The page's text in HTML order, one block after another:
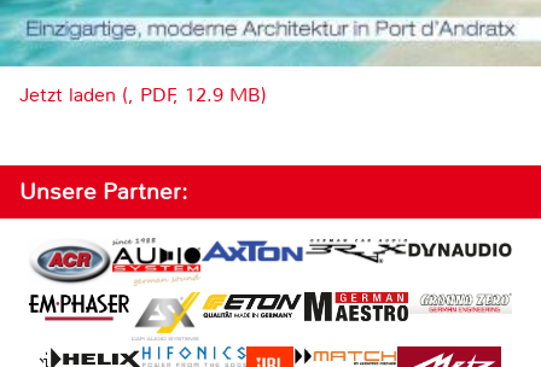
Jetzt laden (, PDF, 12.9 MB)
Unsere Partner: